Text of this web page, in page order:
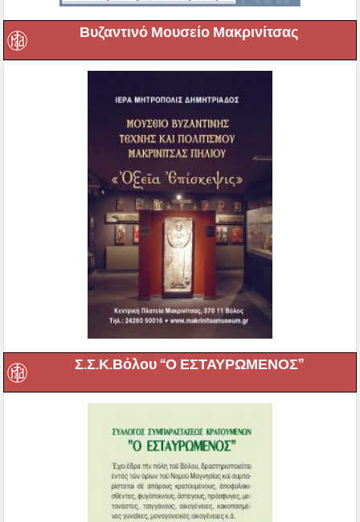
Βυζαντινό Μουσείο Μακρινίτσας
Σ.Σ.Κ.Βόλου “Ο ΕΣΤΑΥΡΩΜΕΝΟΣ”